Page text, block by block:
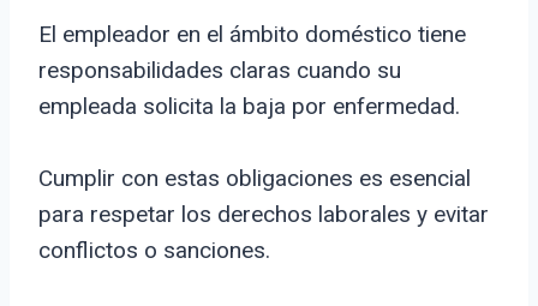
El empleador en el ámbito doméstico tiene
responsabilidades claras cuando su
empleada solicita la baja por enfermedad.
Cumplir con estas obligaciones es esencial
para respetar los derechos laborales y evitar
conflictos o sanciones.